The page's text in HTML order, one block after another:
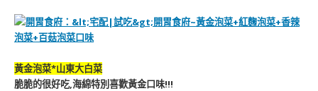
黃金泡菜*山東大白菜
脆脆的很好吃,海綿特別喜歡黃金口味!!!